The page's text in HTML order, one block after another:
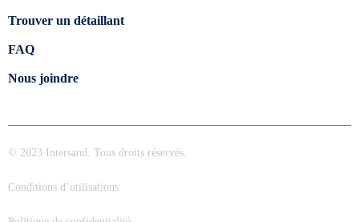
Trouver un détaillant
FAQ
Nous joindre
© 2023 Intersand. Tous droits réservés.
Conditions d’utilisations